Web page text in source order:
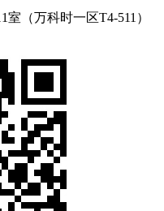
室（万科时一区T4-511）